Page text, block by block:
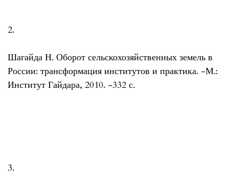
2.
Шагайда Н. Оборот сельскохозяйственных земель в
России: трансформация институтов и практика. -М.:
Институт Гайдара, 2010. -332 с.
3.